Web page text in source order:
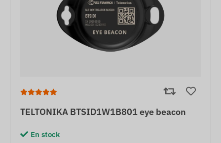
TELTONIKA BTSID1W1B801 eye beacon
En stock